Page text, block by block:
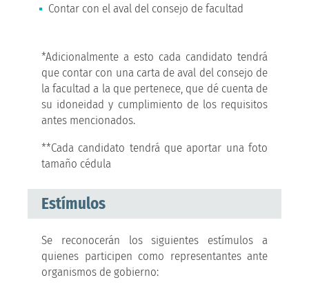
Contar con el aval del consejo de facultad
*Adicionalmente a esto cada candidato tendrá
que contar con una carta de aval del consejo de
la facultad a la que pertenece, que dé cuenta de
su idoneidad y cumplimiento de los requisitos
antes mencionados.
**Cada candidato tendrá que aportar una foto
tamaño cédula
Estímulos
Se reconocerán los siguientes estímulos a
quienes participen como representantes ante
organismos de gobierno: